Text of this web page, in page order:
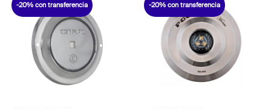
-20% con transferencia -20% con transferencia